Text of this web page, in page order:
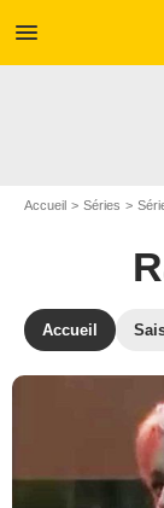
menu
Accueil Séries
Accueil